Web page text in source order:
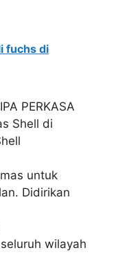
fuchs di
PERKASA
Shell di
untuk
Didirikan
wilayah